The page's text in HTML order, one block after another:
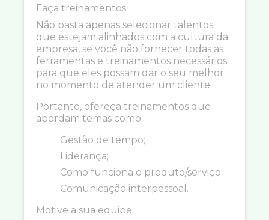
Faça treinamentos
Não basta apenas selecionar talentos
que estejam alinhados com a cultura da
empresa, se você não fornecer todas as
ferramentas e treinamentos necessários
para que eles possam dar o seu melhor
no momento de atender um cliente.
Portanto, ofereça treinamentos que
abordam temas como:
Gestão de tempo;
Liderança;
Como funciona o produto/serviço;
Comunicação interpessoal.
Motive a sua equipe